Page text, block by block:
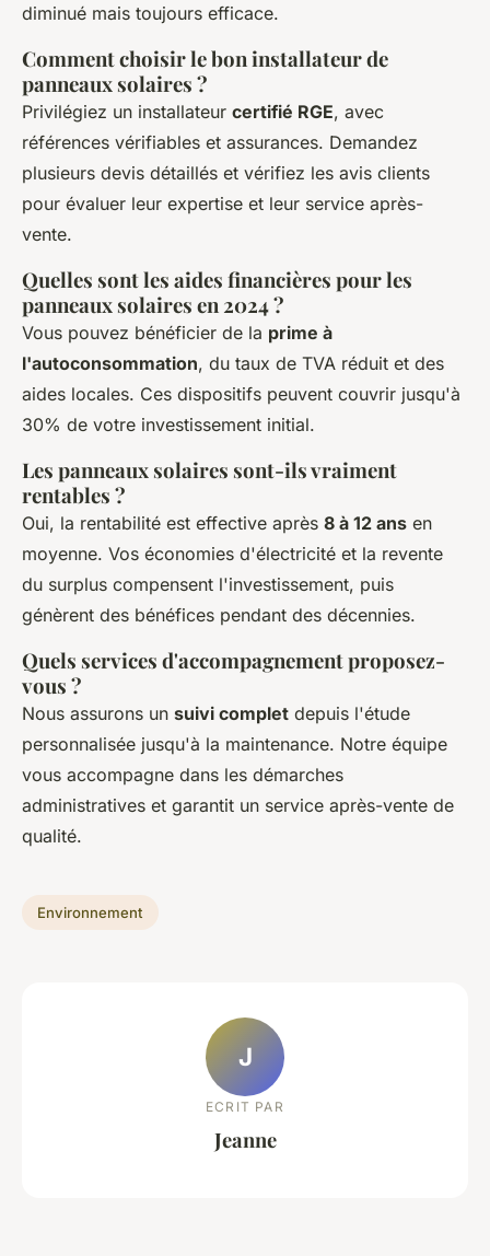
diminué mais toujours efficace.
Comment choisir le bon installateur de
panneaux solaires ?
Privilégiez un installateur certifié RGE, avec
références vérifiables et assurances. Demandez
plusieurs devis détaillés et vérifiez les avis clients
pour évaluer leur expertise et leur service après-
vente.
Quelles sont les aides financières pour les
panneaux solaires en 2024 ?
Vous pouvez bénéficier de la prime à
l'autoconsommation, du taux de TVA réduit et des
aides locales. Ces dispositifs peuvent couvrir jusqu'à
30% de votre investissement initial.
Les panneaux solaires sont-ils vraiment
rentables ?
Oui, la rentabilité est effective après 8 à 12 ans en
moyenne. Vos économies d'électricité et la revente
du surplus compensent l'investissement, puis
génèrent des bénéfices pendant des décennies.
Quels services d'accompagnement proposez-
vous ?
Nous assurons un suivi complet depuis l'étude
personnalisée jusqu'à la maintenance. Notre équipe
vous accompagne dans les démarches
administratives et garantit un service après-vente de
qualité.
Environnement
J
ECRIT PAR
Jeanne